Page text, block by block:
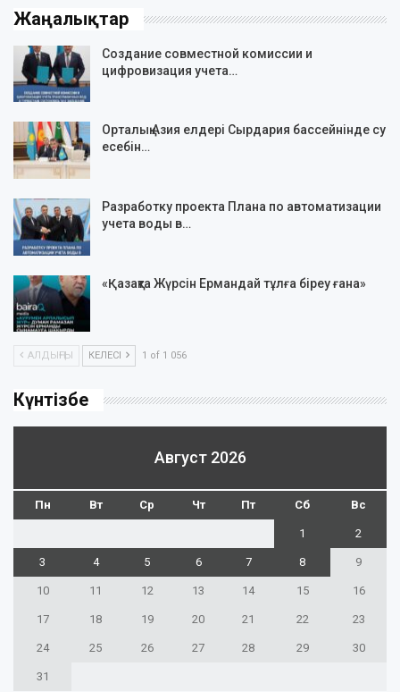
Жаңалықтар
Создание совместной комиссии и
цифровизация учета…
Орталық Азия елдері Сырдария бассейнінде су
есебін…
Разработку проекта Плана по автоматизации
учета воды в…
«Қазақта Жүрсін Ермандай тұлға біреу ғана»
АЛДЫҢҒЫ КЕЛЕСІ 1 of 1 056
Күнтізбе
Август 2026
Пн Вт Ср Чт Пт Сб Вс
1 2
3 4 5 6 7 8 9
10 11 12 13 14 15 16
17 18 19 20 21 22 23
24 25 26 27 28 29 30
31